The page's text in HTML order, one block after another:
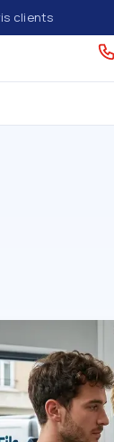
clients